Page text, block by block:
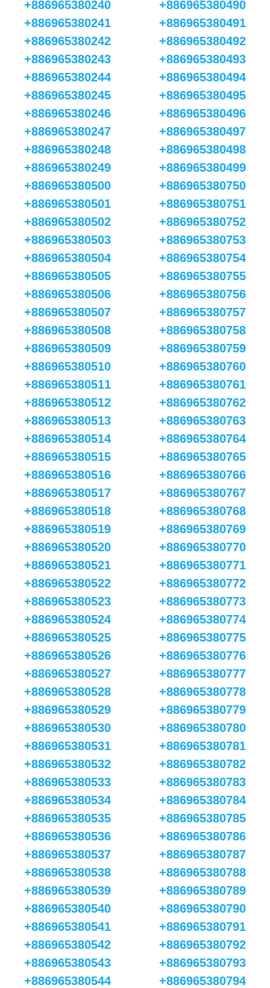
+886965380240
+886965380241
+886965380242
+886965380243
+886965380244
+886965380245
+886965380246
+886965380247
+886965380248
+886965380249
+886965380490
+886965380491
+886965380492
+886965380493
+886965380494
+886965380495
+886965380496
+886965380497
+886965380498
+886965380499
+886965380500
+886965380501
+886965380502
+886965380503
+886965380504
+886965380505
+886965380506
+886965380507
+886965380508
+886965380509
+886965380510
+886965380511
+886965380512
+886965380513
+886965380514
+886965380515
+886965380516
+886965380517
+886965380518
+886965380519
+886965380520
+886965380521
+886965380522
+886965380523
+886965380524
+886965380525
+886965380526
+886965380527
+886965380528
+886965380529
+886965380530
+886965380531
+886965380532
+886965380533
+886965380534
+886965380535
+886965380536
+886965380537
+886965380538
+886965380539
+886965380540
+886965380541
+886965380542
+886965380543
+886965380544
+886965380750
+886965380751
+886965380752
+886965380753
+886965380754
+886965380755
+886965380756
+886965380757
+886965380758
+886965380759
+886965380760
+886965380761
+886965380762
+886965380763
+886965380764
+886965380765
+886965380766
+886965380767
+886965380768
+886965380769
+886965380770
+886965380771
+886965380772
+886965380773
+886965380774
+886965380775
+886965380776
+886965380777
+886965380778
+886965380779
+886965380780
+886965380781
+886965380782
+886965380783
+886965380784
+886965380785
+886965380786
+886965380787
+886965380788
+886965380789
+886965380790
+886965380791
+886965380792
+886965380793
+886965380794